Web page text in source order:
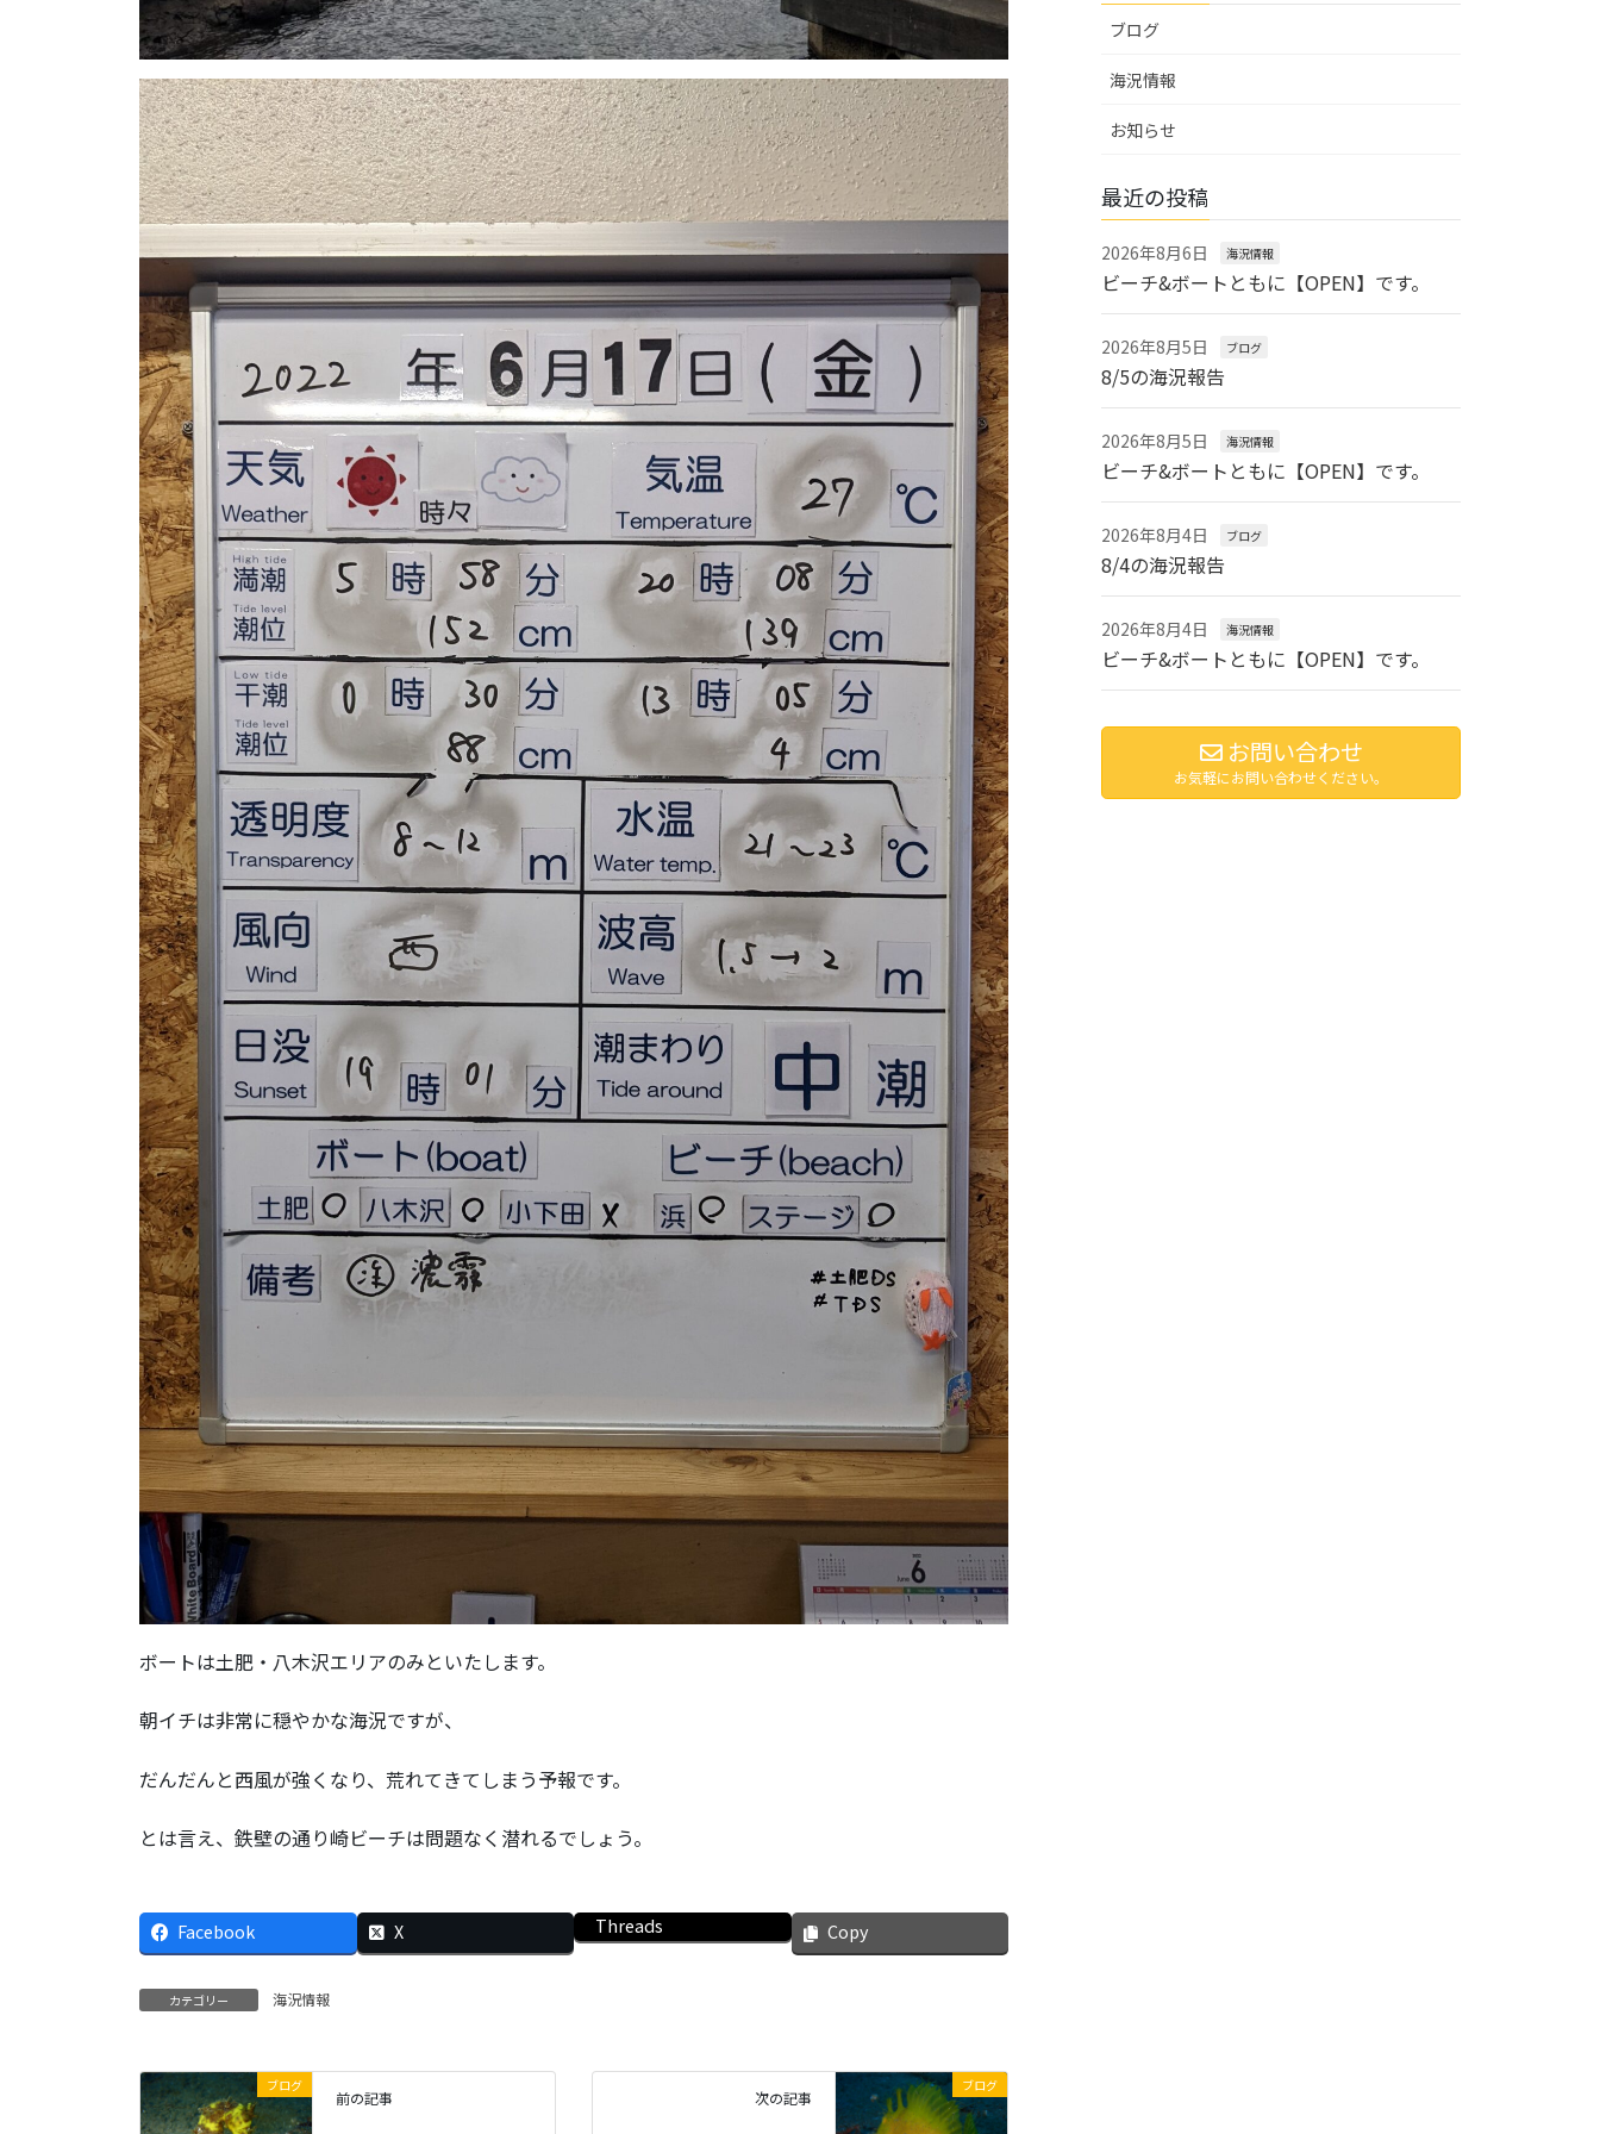
ボートは土肥・八木沢エリアのみといたします。
朝イチは非常に穏やかな海況ですが、
だんだんと西風が強くなり、荒れてきてしまう予報です。
とは言え、鉄壁の通り崎ビーチは問題なく潜れるでしょう。
Facebook X Threads Copy
カテゴリー 海況情報
ブログ
前の記事
ブログ
次の記事
ブログ
海況情報
お知らせ
最近の投稿
2026年8月6日 海況情報
ビーチ&ボートともに【OPEN】です。
2026年8月5日 ブログ
8/5の海況報告
2026年8月5日 海況情報
ビーチ&ボートともに【OPEN】です。
2026年8月4日 ブログ
8/4の海況報告
2026年8月4日 海況情報
ビーチ&ボートともに【OPEN】です。
お問い合わせ
お気軽にお問い合わせください。